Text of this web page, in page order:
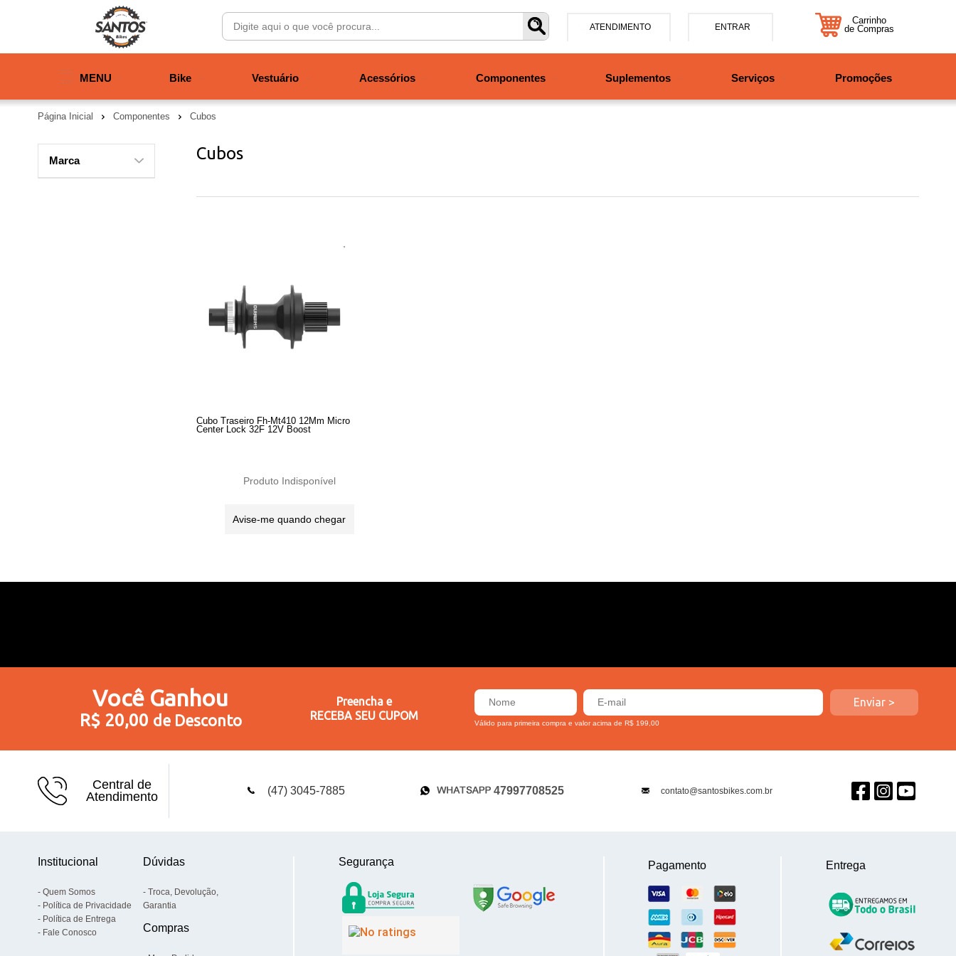
ATENDIMENTO
47997708525
ENTRAR
Carrinho
de Compras
MENU Bike Vestuário Acessórios Componentes Suplementos Serviços Promoções
Página Inicial Componentes Cubos
Marca Cubos
Cubo Traseiro Fh-Mt410 12Mm Micro
Center Lock 32F 12V Boost
Produto Indisponível
Avise-me quando chegar
Você Ganhou
R$ 20,00 de Desconto
Preencha e
RECEBA SEU CUPOM
Válido para primeira compra e valor acima de R$ 199,00
Central de
Atendimento
(47) 3045-7885 47997708525 contato@santosbikes.com.br
Institucional
Quem Somos
Política de Privacidade
Política de Entrega
Fale Conosco
Dúvidas
Troca, Devolução,
Garantia
Compras
Segurança Pagamento Entrega